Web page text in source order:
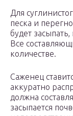
Для
песка и
будет
Все
количестве.
Саженец
аккуратно
должна
засыпается